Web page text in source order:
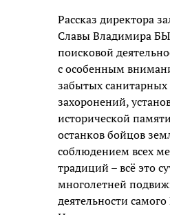
Рассказ директора
Славы Владимира
поисковой
с особенным
забытых
захоронений,
исторической
останков бойцов
соблюдением всех
традиций – всё это
многолетней
деятельности